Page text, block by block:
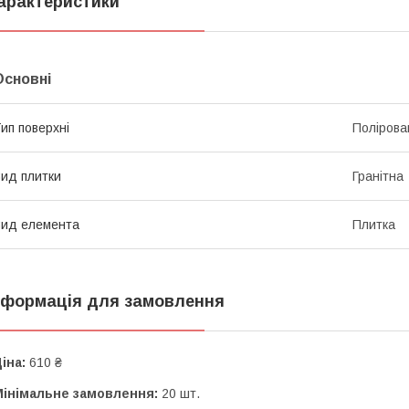
поверхні
плитки Гранітна
елемента Плитка
для замовлення
610 ₴
замовлення: 20 шт.